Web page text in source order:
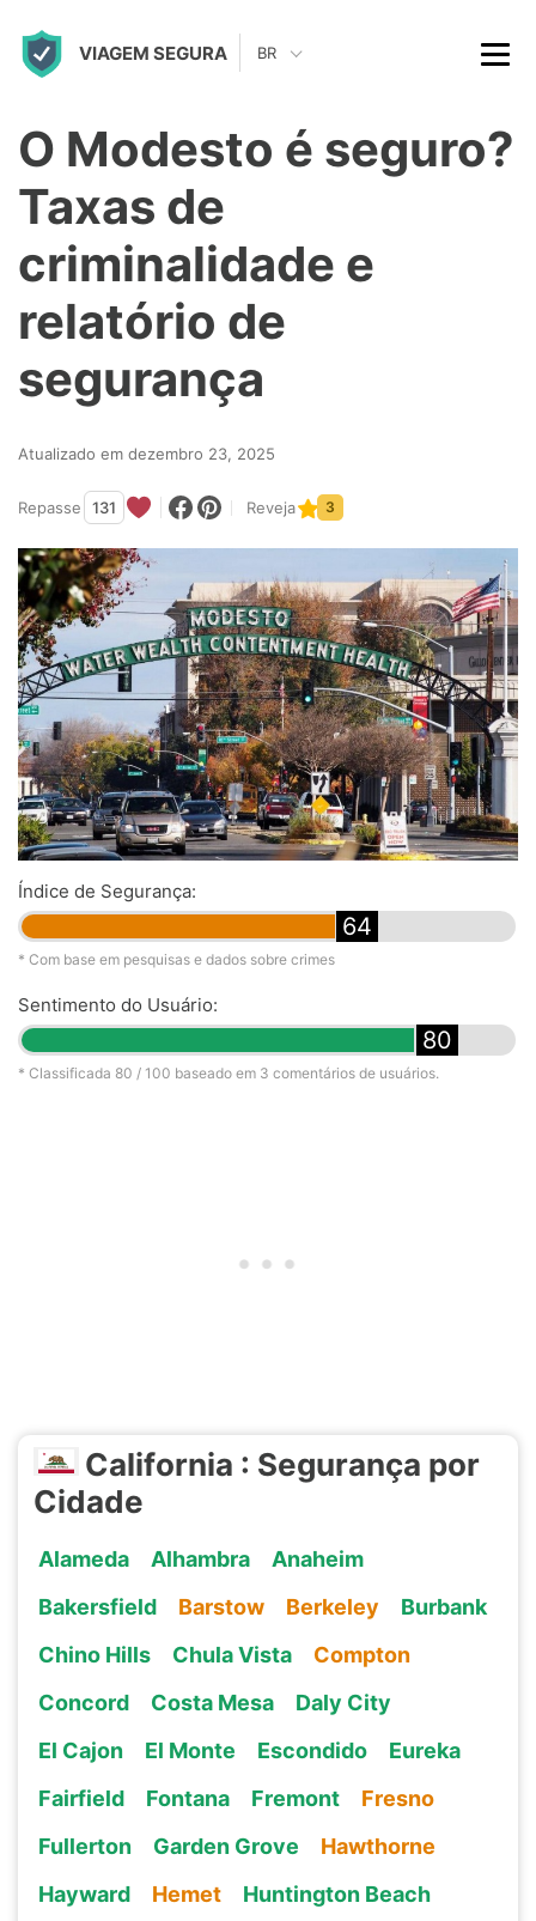
VIAGEM SEGURA BR
O Modesto é seguro?
Taxas de
criminalidade e
relatório de
segurança
Atualizado em dezembro 23, 2025
Repasse 131 Reveja 3
Índice de Segurança:
64
* Com base em pesquisas e dados sobre crimes
Sentimento do Usuário:
80
* Classificada 80 / 100 baseado em 3 comentários de usuários.
California : Segurança por
Cidade
Alameda Alhambra
Anaheim
Bakersfield
Barstow Berkeley
Burbank
Chino Hills
Chula Vista
Compton
Concord
Costa Mesa
Daly City
El Cajon
El Monte Escondido
Eureka
Fairfield
Fontana Fremont
Fresno
Fullerton
Garden Grove
Hawthorne
Hayward
Hemet
Huntington Beach